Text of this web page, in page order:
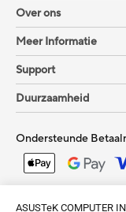
ASUSTeK COMPUTER
Over ons
Meer Informatie
Support
Duurzaamheid
Ondersteunde